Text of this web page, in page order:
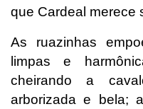
que Cardeal merece
As ruazinhas
limpas e
cheirando a
arborizada e bela;